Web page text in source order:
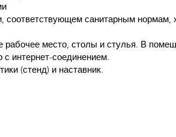
соответствующем санитарным
рабочее место, столы и стулья. В
интернет-соединением.
(стенд) и наставник.